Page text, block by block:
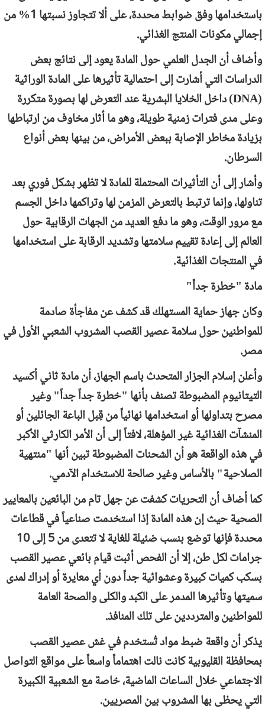
باستخدامها وفق ضوابط محددة، على ألا تتجاوز نسبتها 1% من
إجمالي مكونات المنتج الغذائي.
وأضاف أن الجدل العلمي حول المادة يعود إلى نتائج بعض
الدراسات التي أشارت إلى احتمالية تأثيرها على المادة الوراثية
(
DNA) داخل الخلايا البشرية عند التعرض لها بصورة متكررة
وعلى مدى فترات زمنية طويلة، وهو ما أثار مخاوف من ارتباطها
بزيادة مخاطر الإصابة ببعض الأمراض، من بينها بعض أنواع
السرطان.
وأشار إلى أن التأثيرات المحتملة للمادة لا تظهر بشكل فوري بعد
تناولها، وإنما ترتبط بالتعرض المزمن لها وتراكمها داخل الجسم
مع مرور الوقت، وهو ما دفع العديد من الجهات الرقابية حول
العالم إلى إعادة تقييم سلامتها وتشديد الرقابة على استخدامها
في المنتجات الغذائية.
مادة "خطرة جداً"
وكان جهاز حماية المستهلك قد كشف عن مفاجأة صادمة
للمواطنين حول سلامة عصير القصب المشروب الشعبي الأول في
مصر.
وأعلن إسلام الجزار المتحدث باسم الجهاز، أن مادة ثاني أكسيد
التيتانيوم المضبوطة تصنف بأنها "خطرة جداً جداً" وغير
مصرح بتداولها أو استخدامها نهائياً من قِبل الباعة الجائلين أو
المنشآت الغذائية غير المؤهلة، لافتاً إلى أن الأمر الكارثي الأكبر
في هذه الواقعة هو أن الشحنات المضبوطة تبين أنها "منتهية
الصلاحية" بالأساس وغير صالحة للاستخدام الآدمي.
كما أضاف أن التحريات كشفت عن جهل تام من البائعين بالمعايير
الصحية حيث إن هذه المادة إذا استخدمت صناعياً في قطاعات
محددة فإنها توضع بنسب ضئيلة للغاية لا تتعدى من 5 إلى 10
جرامات لكل طن، إلا أن الفحص أثبت قيام بائعي عصير القصب
بسكب كميات كبيرة وعشوائية جداً دون أي معايرة أو إدراك لمدى
سميتها وتأثيرها المدمر على الكبد والكلى والصحة العامة
للمواطنين والمترددين على تلك المنافذ.
يذكر أن واقعة ضبط مواد تُستخدم في غش عصير القصب
بمحافظة القليوبية كانت نالت اهتماماً واسعاً على مواقع التواصل
الاجتماعي خلال الساعات الماضية، خاصة مع الشعبية الكبيرة
التي يحظى بها المشروب بين المصريين.